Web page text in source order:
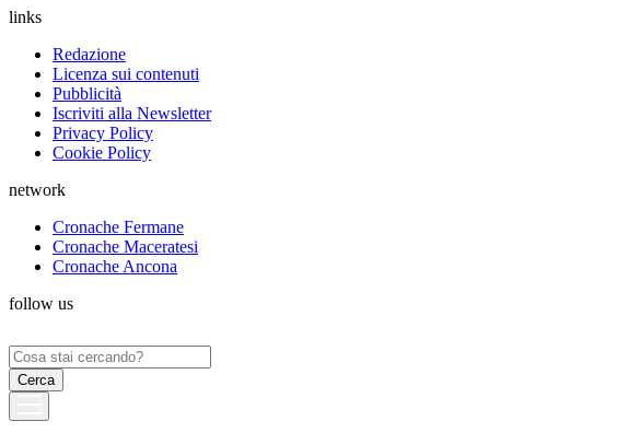
links
Redazione
Licenza sui contenuti
Pubblicità
Iscriviti alla Newsletter
Privacy Policy
Cookie Policy
network
Cronache Fermane
Cronache Maceratesi
Cronache Ancona
follow us
Ricerca
per: